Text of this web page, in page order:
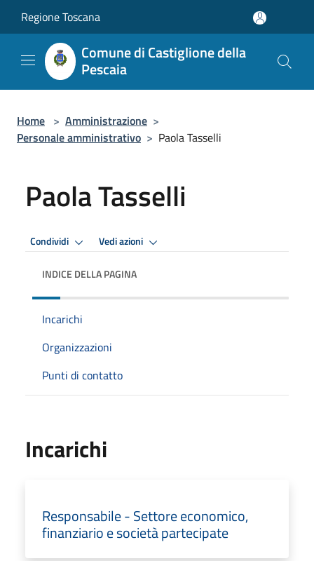
Regione Toscana
Comune di Castiglione della
Pescaia
Home > Amministrazione >
Personale amministrativo > Paola Tasselli
Paola Tasselli
Condividi Vedi azioni
INDICE DELLA PAGINA
Incarichi
Organizzazioni
Punti di contatto
Incarichi
Responsabile - Settore economico,
finanziario e società partecipate